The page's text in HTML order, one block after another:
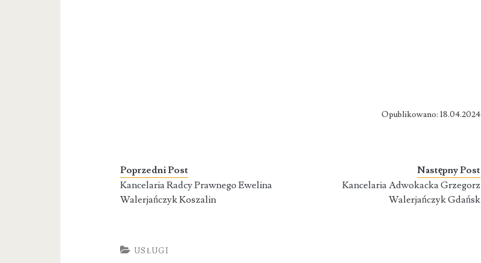
Opublikowano: 18.04.2024
Poprzedni Post
Kancelaria Radcy Prawnego Ewelina
Walerjańczyk Koszalin
Następny Post
Kancelaria Adwokacka Grzegorz
Walerjańczyk Gdańsk
USŁUGI